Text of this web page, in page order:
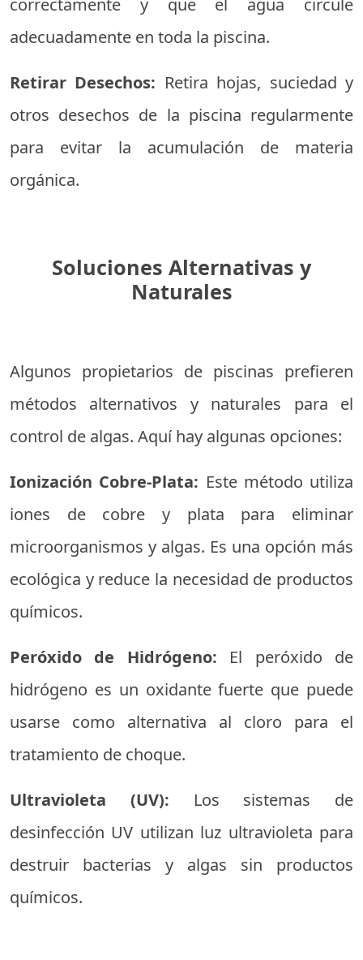
correctamente y que el agua circule
adecuadamente en toda la piscina.
Retirar Desechos: Retira hojas, suciedad y
otros desechos de la piscina regularmente
para evitar la acumulación de materia
orgánica.
Soluciones Alternativas y
Naturales
Algunos propietarios de piscinas prefieren
métodos alternativos y naturales para el
control de algas. Aquí hay algunas opciones:
Ionización Cobre-Plata: Este método utiliza
iones de cobre y plata para eliminar
microorganismos y algas. Es una opción más
ecológica y reduce la necesidad de productos
químicos.
Peróxido de Hidrógeno: El peróxido de
hidrógeno es un oxidante fuerte que puede
usarse como alternativa al cloro para el
tratamiento de choque.
Ultravioleta (UV): Los sistemas de
desinfección UV utilizan luz ultravioleta para
destruir bacterias y algas sin productos
químicos.